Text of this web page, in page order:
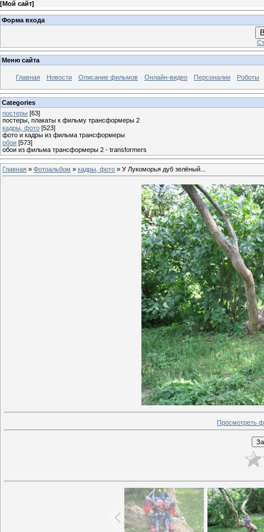
[Мой сайт]
Форма входа
Меню сайта
Главная Новости Описание фильмов Онлайн-видео Персоналии Роботы
Categories
постеры [63]
постеры, плакаты к фильму трансформеры 2
кадры, фото [523]
фото и кадры из фильма трансформеры
обои [573]
обои из фильма трансформеры 2 - transformers
Главная » Фотоальбом » кадры, фото » У Лукоморья дуб зелёный...
Просмотреть